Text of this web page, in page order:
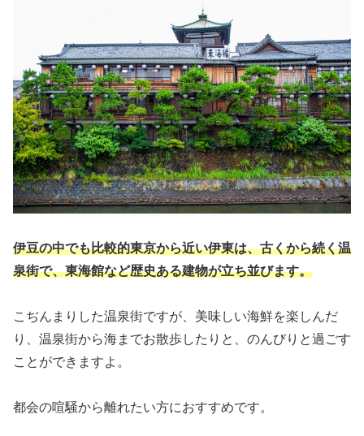
伊豆の中でも比較的東京から近い伊東は、古くから続く温
泉街で、東海館など歴史ある建物が立ち並びます。
こぢんまりした温泉街ですが、美味しい海鮮を楽しんだ
り、温泉街から海までお散歩したりと、のんびりと過ごす
ことができますよ。
都会の喧騒から離れたい方におすすめです。